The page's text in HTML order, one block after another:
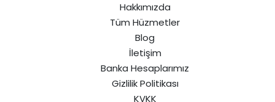
Hakkımızda
Tüm Hüzmetler
Blog
İletişim
Banka Hesaplarımız
Gizlilik Politikası
KVKK